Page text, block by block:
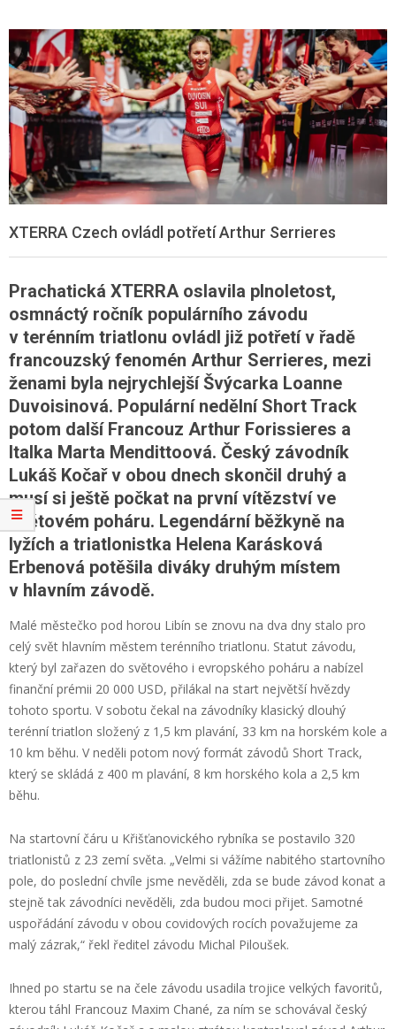
XTERRA Czech ovládl potřetí Arthur Serrieres
Prachatická XTERRA oslavila plnoletost,
osmnáctý ročník populárního závodu
v terénním triatlonu ovládl již potřetí v řadě
francouzský fenomén Arthur Serrieres, mezi
ženami byla nejrychlejší Švýcarka Loanne
Duvoisinová. Populární nedělní Short Track
potom další Francouz Arthur Forissieres a
Italka Marta Mendittoová. Český závodník
Lukáš Kočař v obou dnech skončil druhý a
musí si ještě počkat na první vítězství ve
světovém poháru. Legendární běžkyně na
lyžích a triatlonistka Helena Karásková
Erbenová potěšila diváky druhým místem
v hlavním závodě.
Malé městečko pod horou Libín se znovu na dva dny stalo pro
celý svět hlavním městem terénního triatlonu. Statut závodu,
který byl zařazen do světového i evropského poháru a nabízel
finanční prémii 20 000 USD, přilákal na start největší hvězdy
tohoto sportu. V sobotu čekal na závodníky klasický dlouhý
terénní triatlon složený z 1,5 km plavání, 33 km na horském kole a
10 km běhu. V neděli potom nový formát závodů Short Track,
který se skládá z 400 m plavání, 8 km horského kola a 2,5 km
běhu.
Na startovní čáru u Křišťanovického rybníka se postavilo 320
triatlonistů z 23 zemí světa. „Velmi si vážíme nabitého startovního
pole, do poslední chvíle jsme nevěděli, zda se bude závod konat a
stejně tak závodníci nevěděli, zda budou moci přijet. Samotné
uspořádání závodu v obou covidových rocích považujeme za
malý zázrak,“ řekl ředitel závodu Michal Piloušek.
Ihned po startu se na čele závodu usadila trojice velkých favoritů,
kterou táhl Francouz Maxim Chané, za ním se schovával český